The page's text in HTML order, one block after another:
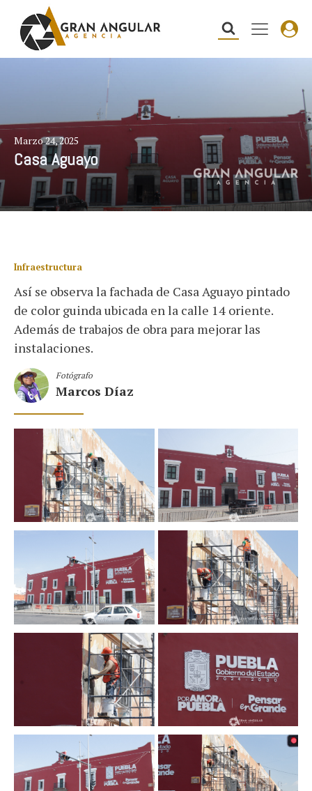
Marzo 24, 2025
Casa Aguayo
Infraestructura
Así se observa la fachada de Casa Aguayo pintado
de color guinda ubicada en la calle 14 oriente.
Además de trabajos de obra para mejorar las
instalaciones.
Fotógrafo
Marcos Díaz